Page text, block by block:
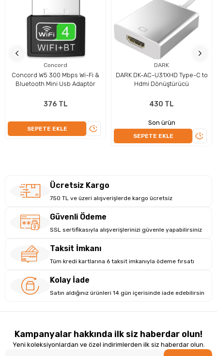
Concord
Concord W5 300 Mbps Wi-Fi &
Bluetooth Mini Usb Adaptör
376 TL
SEPETE EKLE
ÜRÜNÜ
DARK
DARK DK-AC-U31XHD Type-C to
Hdmi Dönüştürücü
430 TL
SEPETE EKLE
Son ürün
Ücretsiz Kargo
750 TL ve üzeri alışverişlerde kargo ücretsiz
Güvenli Ödeme
SSL sertifikasıyla alışverişlerinizi güvenle yapabilirsiniz
Taksit İmkanı
Tüm kredi kartlarına 6 taksit imkanıyla ödeme fırsatı
Kolay İade
Satın aldığınız ürünleri 14 gün içerisinde iade edebilirsin
Kampanyalar hakkında ilk siz haberdar olun!
Yeni koleksiyonlardan ve özel indirimlerden ilk siz haberdar olun.